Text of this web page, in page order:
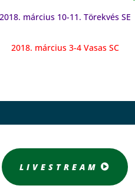
2018. március 10-11. Törekvés SE
2018. március 3-4 Vasas SC
LIVESTREAM